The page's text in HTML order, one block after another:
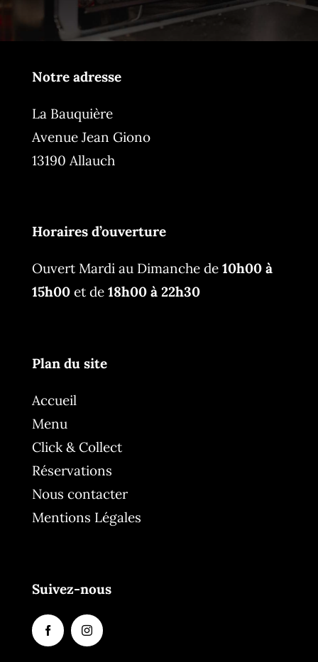
Notre adresse
La Bauquière
Avenue Jean Giono
13190 Allauch
Horaires d’ouverture
Ouvert Mardi au Dimanche de10h00 à
15h00 et de18h00 à 22h30
Plan du site
Accueil
Menu
Click & Collect
Réservations
Nous contacter
Mentions Légales
Suivez-nous